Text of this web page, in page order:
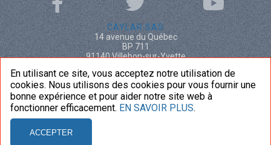
CAYLAR SAS
14 avenue du Québec
BP 711
91140 Villebon-sur-Yvette
+33 (0)1 69 29 91 62
NOUS CONTACTER
© 2020CAYLAR
En utilisant ce site, vous acceptez notre utilisation de
cookies. Nous utilisons des cookies pour vous fournir une
bonne expérience et pour aider notre site web à
fonctionner efficacement. EN SAVOIR PLUS.
ACCEPTER